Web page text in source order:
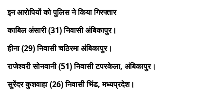
इन आरोपियों को पुलिस ने किया गिरफ्तार
काबिल अंसारी (31) निवासी अंबिकापुर।
हीना (29) निवासी चठिरमा अंबिकापुर।
राजेश्वरी सोनवानी (51) निवासी टपरकेला, अंबिकापुर।
सुरेंदर कुशवाहा (26) निवासी भिंड, मध्यप्रदेश।